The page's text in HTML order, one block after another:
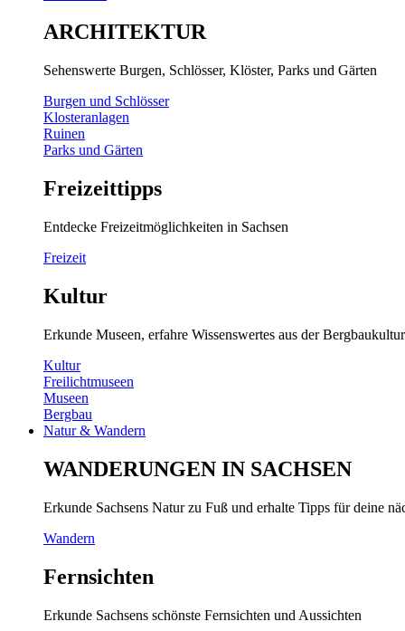
ARCHITEKTUR
Sehenswerte Burgen, Schlösser, Klöster, Parks und Gärten
Burgen und Schlösser
Klosteranlagen
Ruinen
Parks und Gärten
Freizeittipps
Entdecke Freizeitmöglichkeiten in Sachsen
Freizeit
Kultur
Erkunde Museen, erfahre Wissenswertes aus der
Kultur
Freilichtmuseen
Museen
Bergbau
Natur & Wandern
WANDERUNGEN IN SACHSEN
Erkunde Sachsens Natur zu Fuß und erhalte Tipps für deine
Wandern
Fernsichten
Erkunde Sachsens schönste Fernsichten und Aussichten